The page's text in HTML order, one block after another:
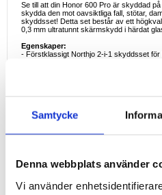
Samtycke
Denna webbplats använder
Vi använder
Se till att din Honor 600 Pro är skyddad
skydda den mot oavsiktliga fall, stötar,
skyddsset! Detta set består av ett
0,3 mm ultratunnt skärmskydd i härdat
Egenskaper:
- Förstklassigt Northjo 2-i-1 skyddsset för
- Lättvikt skal i klar design som både
- Reptåligt skydd i härdat glas med
tillverkat av flexibelt TPU som inte kommer
EAN: 5714122649355
Skal & Tillbehör